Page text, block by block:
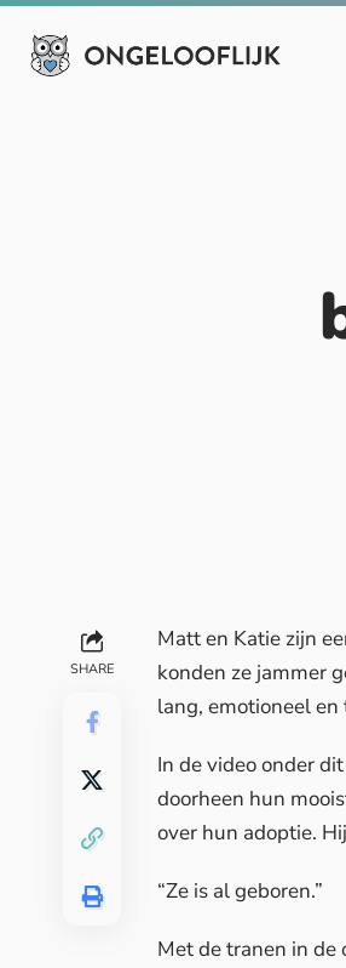
SHARE
Matt en Katie zijn
konden ze jammer
lang, emotioneel
In de video onder
doorheen hun
over hun adoptie.
“Ze is al geboren.”
Met de tranen in de